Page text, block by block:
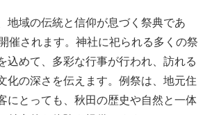
地域の伝統と信仰が息づく祭典であ
催されます。神社に祀られる多くの祭
込めて、多彩な行事が行われ、訪れる
化の深さを伝えます。例祭は、地元住
にとっても、秋田の歴史や自然と一体